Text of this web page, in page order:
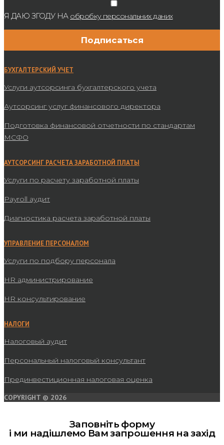
Я ДАЮ ЗГОДУ НА обробку персональних даних
БУХГАЛТЕРСКИЙ УЧЕТ
Услуги аутсорсинга бухгалтерского учета
Аутсорсинг услуг финансового директора
Подготовка финансовой отчетности по стандартам
МСФО
АУТСОРСИНГ РАСЧЕТА ЗАРАБОТНОЙ ПЛАТЫ
Услуги по расчету заработной платы
Payroll аудит
Диагностика расчета заработной платы
УПРАВЛЕНИЕ ПЕРСОНАЛОМ
Услуги по подбору персонала
HR администрирование
HR консультирование
НАЛОГИ
Налоговый аудит
Персональный налоговый консультант
Прединвестиционная налоговая оценка
COPYRIGHT © 2026
Заповніть форму
і ми надішлемо Вам запрошення на захід